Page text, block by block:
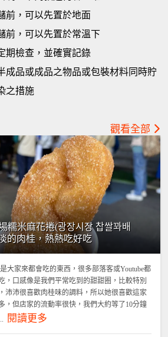
前，可以先置於地面
前，可以先置於常溫下
期檢查，並確實記錄
成品或成品之物品或包裝材料同時貯
之措施
觀看全部
糯米麻花捲(광장시장 찹쌀꽈배
的肉桂，熱熱吃好吃
大家來都會吃的東西，很多部落客或Youtube都
，口感像是我們平常吃到的甜甜圈，比較特別
沛沛很喜歡肉桂味的調料，所以她很喜歡這家
，但店家的流動率很快，我們大約等了10分鐘
閱讀更多